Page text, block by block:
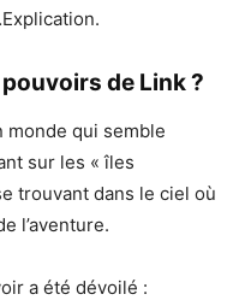
de Link ?
monde qui semble
sur les « îles
trouvant dans le ciel où
l’aventure.
a été dévoilé :